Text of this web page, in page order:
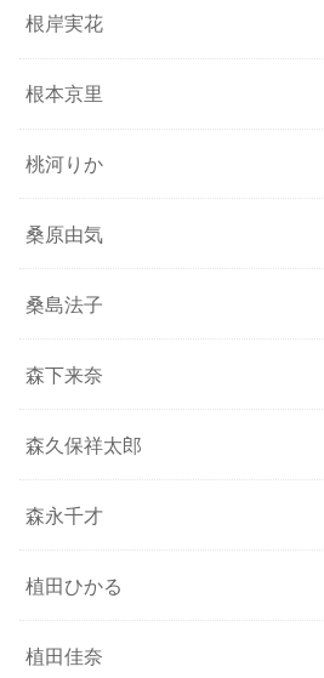
根岸実花
根本京里
桃河りか
桑原由気
桑島法子
森下来奈
森久保祥太郎
森永千才
植田ひかる
植田佳奈